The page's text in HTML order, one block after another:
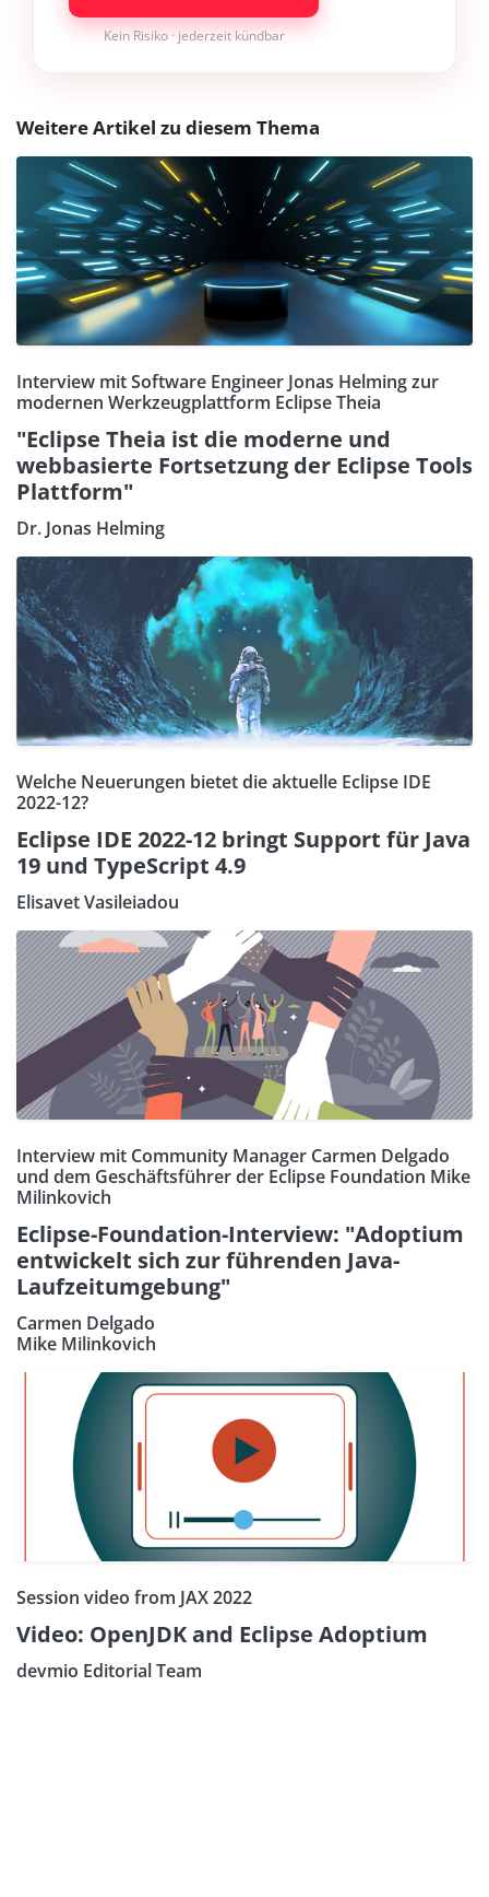
Kein Risiko · jederzeit kündbar
Weitere Artikel zu diesem Thema
Interview mit Software Engineer Jonas Helming zur
modernen Werkzeugplattform Eclipse Theia
"Eclipse Theia ist die moderne und
webbasierte Fortsetzung der Eclipse Tools
Plattform"
Dr. Jonas Helming
Welche Neuerungen bietet die aktuelle Eclipse IDE
2022-12?
Eclipse IDE 2022-12 bringt Support für Java
19 und TypeScript 4.9
Elisavet Vasileiadou
Interview mit Community Manager Carmen Delgado
und dem Geschäftsführer der Eclipse Foundation Mike
Milinkovich
Eclipse-Foundation-Interview: "Adoptium
entwickelt sich zur führenden Java-
Laufzeitumgebung"
Carmen Delgado
Mike Milinkovich
Session video from JAX 2022
Video: OpenJDK and Eclipse Adoptium
devmio Editorial Team